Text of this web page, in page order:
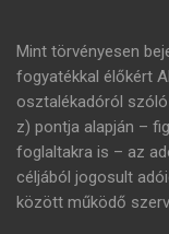
Mint törvényesen
fogyatékkal élőkért
osztalékadóról szóló
z) pontja alapján –
foglaltakra is – az
céljából jogosult
között működő